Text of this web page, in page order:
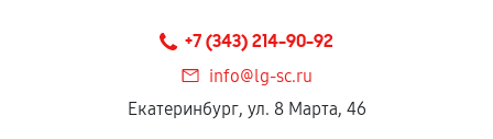
+7 (343) 214-90-92
info@lg-sc.ru
Екатеринбург, ул. 8 Марта, 46